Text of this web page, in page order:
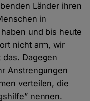
Länder ihren
in
und bis heute
nicht arm, wir
Dagegen
Anstrengungen
verteilen, die
nennen.